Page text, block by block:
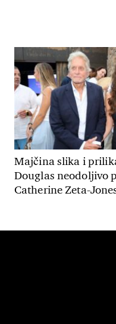
Majčina slika i
Douglas neodoljivo
Catherine Zeta-